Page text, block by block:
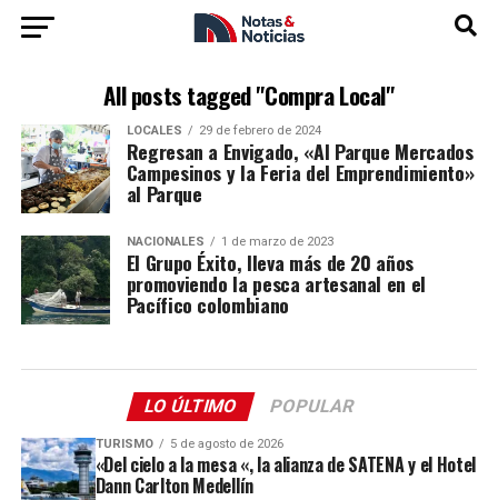
All posts tagged "Compra Local"
LOCALES 29 de febrero de 2024
Regresan a Envigado, «Al Parque Mercados
Campesinos y la Feria del Emprendimiento»
al Parque
NACIONALES 1 de marzo de 2023
El Grupo Éxito, lleva más de 20 años
promoviendo la pesca artesanal en el
Pacífico colombiano
LO ÚLTIMO POPULAR
TURISMO 5 de agosto de 2026
«Del cielo a la mesa «, la alianza de SATENA y el Hotel
Dann Carlton Medellín